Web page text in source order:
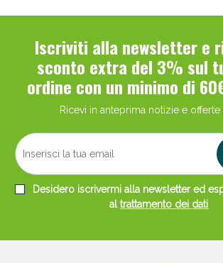
Iscriviti alla newsletter e
sconto extra del 3% sul
ordine con un minimo di
Ricevi in anteprima notizie e offerte
Desidero iscrivermi alla newsletter ed
altrattamento dei dati